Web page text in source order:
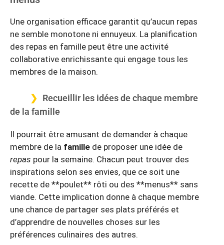
Une organisation efficace garantit qu’aucun repas
ne semble monotone ni ennuyeux. La planification
des repas en famille peut être une activité
collaborative enrichissante qui engage tous les
membres de la maison.
Recueillir les idées de chaque membre
de la famille
Il pourrait être amusant de demander à chaque
membre de la famille de proposer une idée de
repas pour la semaine. Chacun peut trouver des
inspirations selon ses envies, que ce soit une
recette de **poulet** rôti ou des **menus** sans
viande. Cette implication donne à chaque membre
une chance de partager ses plats préférés et
d’apprendre de nouvelles choses sur les
préférences culinaires des autres.